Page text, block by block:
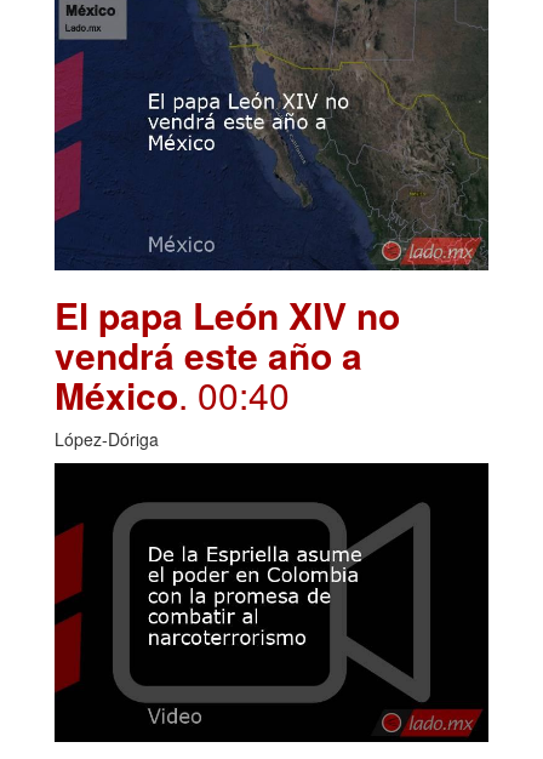
El papa León XIV no
vendrá este año a
México. 00:40
López-Dóriga